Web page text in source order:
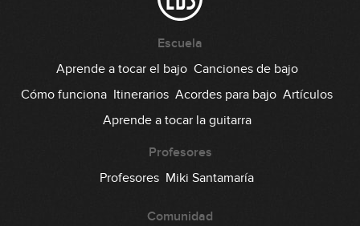
04:37
Escuela
Aprende a tocar el bajo Canciones de bajo
Cómo funciona Itinerarios Acordes para bajo Artículos
Aprende a tocar la guitarra
Profesores
Profesores Miki Santamaría
Comunidad